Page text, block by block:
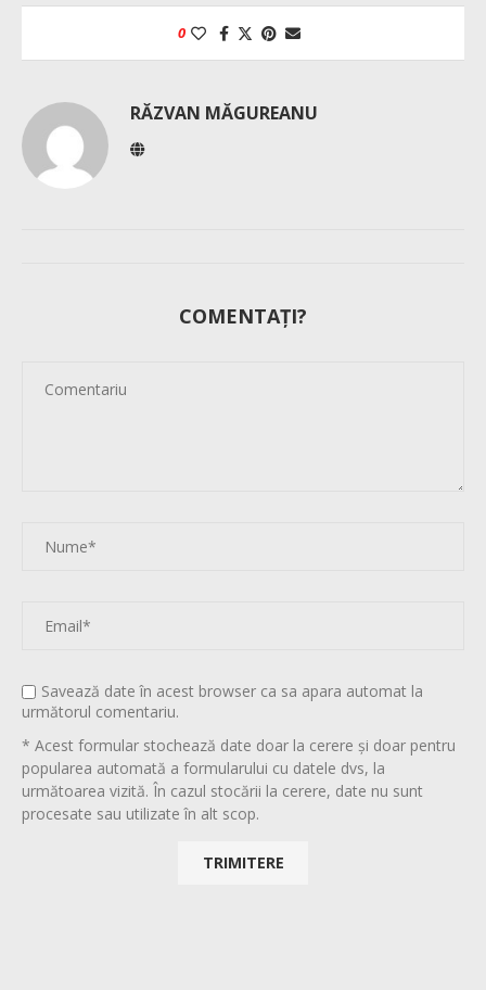
0
RĂZVAN MĂGUREANU
COMENTAȚI?
Savează date în acest browser ca sa apara automat la
următorul comentariu.
* Acest formular stochează date doar la cerere și doar pentru
popularea automată a formularului cu datele dvs, la
următoarea vizită. În cazul stocării la cerere, date nu sunt
procesate sau utilizate în alt scop.